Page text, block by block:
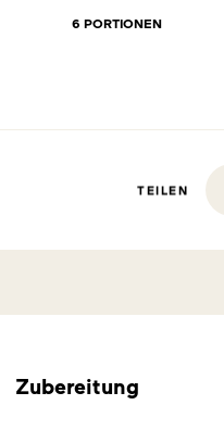
6 PORTIONEN
TEILEN
Zubereitung